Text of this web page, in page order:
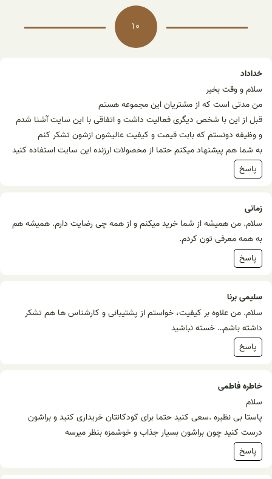
10
خداداد
سلام و وقت بخیر
من مدتی است که از مشتریان این مجموعه هستم
قبل از این با شخص دیگری فعالیت داشت و اتفاقی با این سایت آشنا شدم
و وظیفه دونستم که بابت قیمت و کیفیت عالیشون ازشون تشکر کنم
به شما هم پیشنهاد میکنم حتما از محصولات ارزنده این سایت استفاده کنید
پاسخ
زمانی
سلام. من همیشه از شما خرید میکنم و از همه چی رضایت دارم. همیشه هم
به همه معرفی تون کردم.
پاسخ
سلیمی برنا
سلام. من علاوه بر کیفیت، خواستم از پشتیبانی و کارشناس ها هم تشکر
داشته باشم… خسته نباشید
پاسخ
خاطره فاطمی
سلام
پاستا بی نظیره .سعی کنید حتما برای کودکانتان خریداری کنید و براشون
درست کنید چون براشون بسیار جذاب و خوشمزه بنظر میرسه
پاسخ